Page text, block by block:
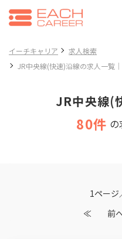
イーチキャリア
求人検索
JR中央線(快速)沿線の求人一覧
JR中央線(
80件
1ページ
≪
前